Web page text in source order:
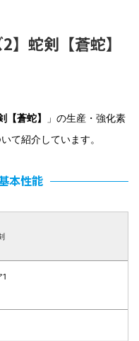
】蛇剣【蒼蛇】
【蒼蛇】
」の生産・強化素
て紹介しています。
本性能
1